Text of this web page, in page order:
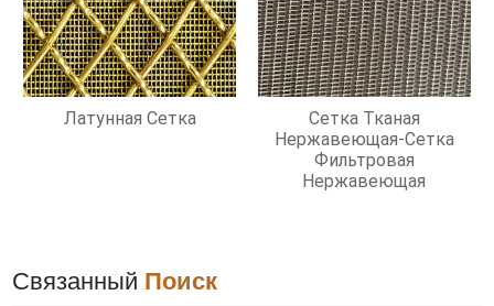
Латунная Сетка
Сетка Тканая
Нержавеющая-Сетка
Фильтровая
Нержавеющая
Связанный Поиск